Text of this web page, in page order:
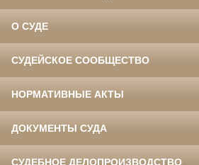
О СУДЕ
СУДЕЙСКОЕ СООБЩЕСТВО
НОРМАТИВНЫЕ АКТЫ
ДОКУМЕНТЫ СУДА
СУДЕБНОЕ ДЕЛОПРОИЗВОДСТВО